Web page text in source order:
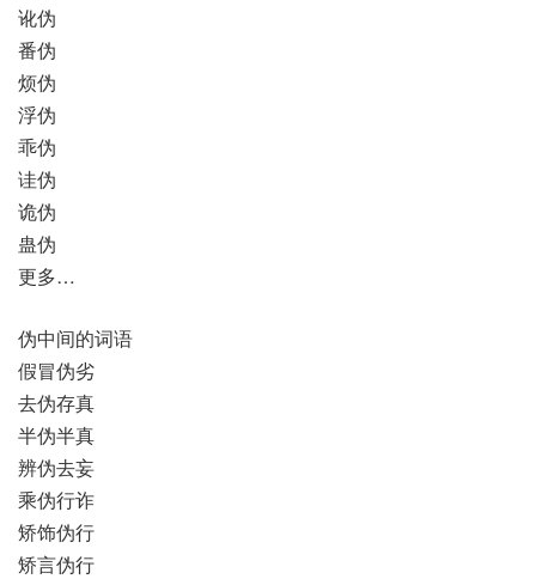
讹伪
番伪
烦伪
浮伪
乖伪
诖伪
诡伪
蛊伪
更多…
伪中间的词语
假冒伪劣
去伪存真
半伪半真
辨伪去妄
乘伪行诈
矫饰伪行
矫言伪行